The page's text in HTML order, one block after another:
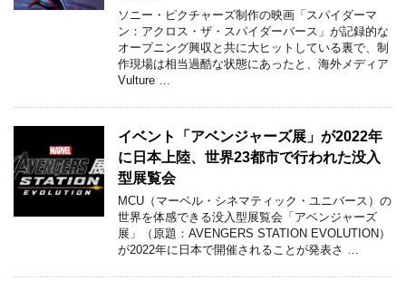
ソニー・ピクチャーズ制作の映画「スパイダーマ
ン：アクロス・ザ・スパイダーバース」が記録的な
オープニング興収と共に大ヒットしている裏で、制
作現場は相当過酷な状態にあったと、海外メディア
Vulture …
イベント「アベンジャーズ展」が2022年
に日本上陸、世界23都市で行われた没入
型展覧会
MCU（マーベル・シネマティック・ユニバース）の
世界を体感できる没入型展覧会「アベンジャーズ
展」（原題：AVENGERS STATION EVOLUTION）
が2022年に日本で開催されることが発表さ …